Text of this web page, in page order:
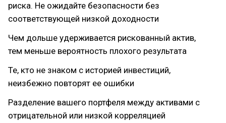
риска. Не ожидайте безопасности без
соответствующей низкой доходности
Чем дольше удерживается рискованный актив,
тем меньше вероятность плохого результата
Те, кто не знаком с историей инвестиций,
неизбежно повторят ее ошибки
Разделение вашего портфеля между активами с
отрицательной или низкой корреляцией